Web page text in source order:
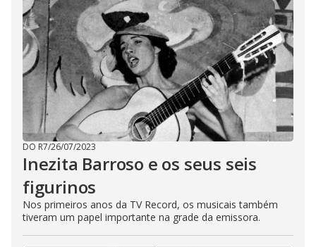
DO R7/26/07/2023
Inezita Barroso e os seus seis
figurinos
Nos primeiros anos da TV Record, os musicais também
tiveram um papel importante na grade da emissora.